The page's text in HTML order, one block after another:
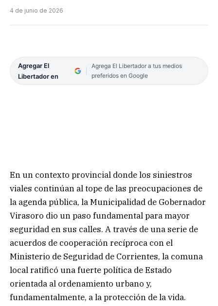
4 de junio de 2026
Agregar El
Libertador en
Agrega El Libertador a tus medios
preferidos en Google
En un contexto provincial donde los siniestros
viales continúan al tope de las preocupaciones de
la agenda pública, la Municipalidad de Gobernador
Virasoro dio un paso fundamental para mayor
seguridad en sus calles. A través de una serie de
acuerdos de cooperación recíproca con el
Ministerio de Seguridad de Corrientes, la comuna
local ratificó una fuerte política de Estado
orientada al ordenamiento urbano y,
fundamentalmente, a la protección de la vida.